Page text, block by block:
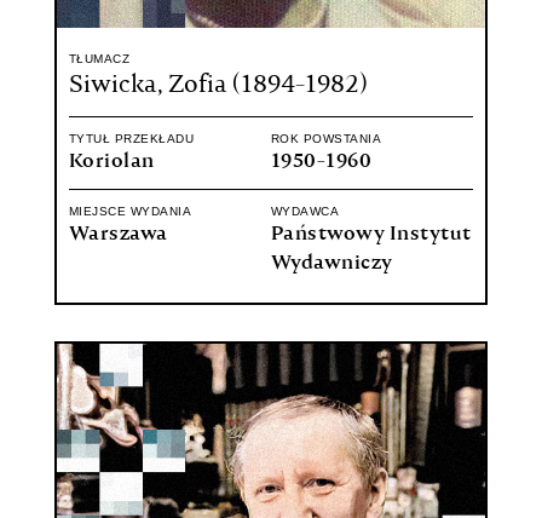
TŁUMACZ
Siwicka, Zofia (1894-1982)
TYTUŁ PRZEKŁADU
Koriolan
ROK POWSTANIA
1950-1960
MIEJSCE WYDANIA
Warszawa
WYDAWCA
Państwowy Instytut
Wydawniczy